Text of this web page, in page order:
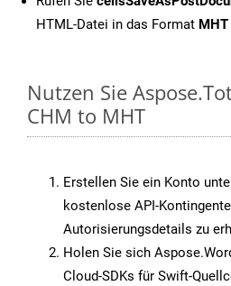
HTML-Datei in das Format MHT
Nutzen Sie
CHM to MHT
Erstellen Sie ein Konto
kostenlose API-
Autorisierungsdetails zu
Holen Sie sich
Cloud-SDKs für Swift-